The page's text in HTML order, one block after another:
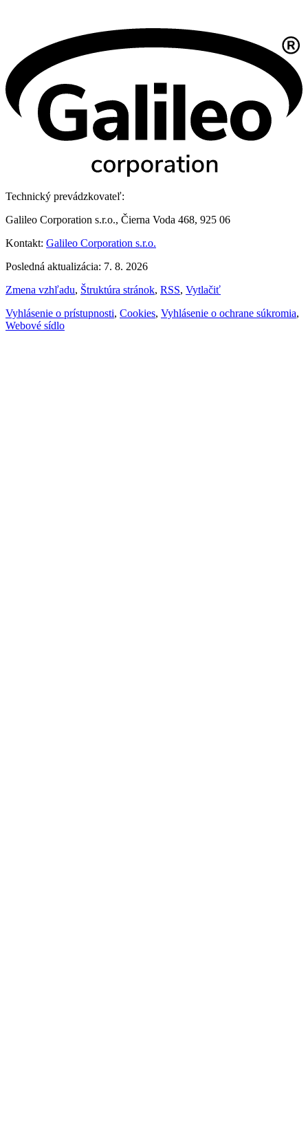
Technický prevádzkovateľ:
Galileo Corporation s.r.o., Čierna Voda 468, 925 06
Kontakt: Galileo Corporation s.r.o.
Posledná aktualizácia: 7. 8. 2026
Zmena vzhľadu, Štruktúra stránok, RSS, Vytlačiť
Vyhlásenie o prístupnosti, Cookies, Vyhlásenie o ochrane súkromia,
Webové sídlo